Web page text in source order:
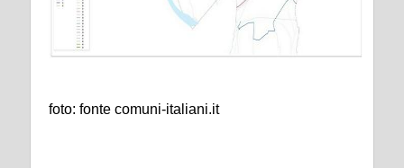
foto: fonte comuni-italiani.it